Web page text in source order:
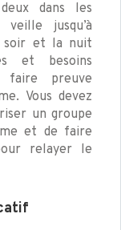
dans les
jusqu’à
soir et la nuit
et besoins
faire preuve
Vous devez
un groupe
et de faire
relayer le